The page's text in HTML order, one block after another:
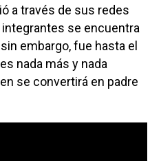
a través de sus redes
se encuentra
embargo, fue hasta el
nada más y nada
se convertirá en padre